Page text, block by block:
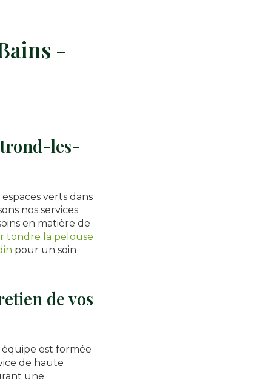
-
les-
verts dans
nos services
en matière de
tondre la pelouse
pour un soin
de vos
équipe est formée
de haute
une